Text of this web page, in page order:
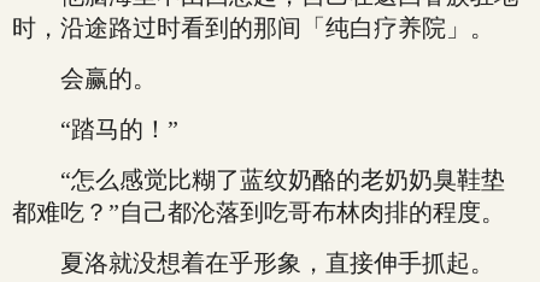
时，沿途路过时看到的那间「纯白疗养院」。
会赢的。
“踏马的！”
“怎么感觉比糊了蓝纹奶酪的老奶奶臭鞋垫
都难吃？”自己都沦落到吃哥布林肉排的程度。
夏洛就没想着在乎形象，直接伸手抓起。